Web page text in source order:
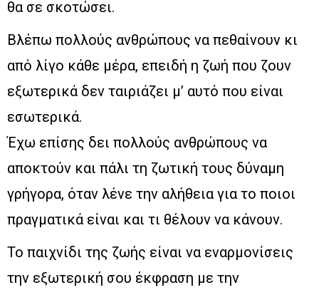
θα σε σκοτώσει.
Βλέπω πολλούς ανθρώπους να πεθαίνουν κι
από λίγο κάθε μέρα, επειδή η ζωή που ζουν
εξωτερικά δεν ταιριάζει μ’ αυτό που είναι
εσωτερικά.
Έχω επίσης δει πολλούς ανθρώπους να
αποκτούν και πάλι τη ζωτική τους δύναμη
γρήγορα, όταν λένε την αλήθεια για το ποιοι
πραγματικά είναι και τι θέλουν να κάνουν.
Το παιχνίδι της ζωής είναι να εναρμονίσεις
την εξωτερική σου έκφραση με την